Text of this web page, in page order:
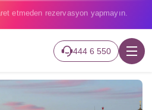
hemen canlı takip edin.
444 6 550